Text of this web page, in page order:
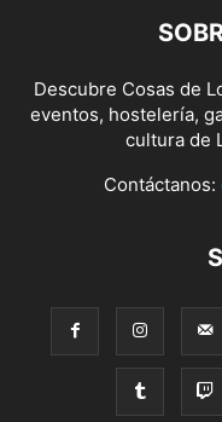
Descubre Cosas de
eventos, hostelería,
cultura de
Contáctanos: